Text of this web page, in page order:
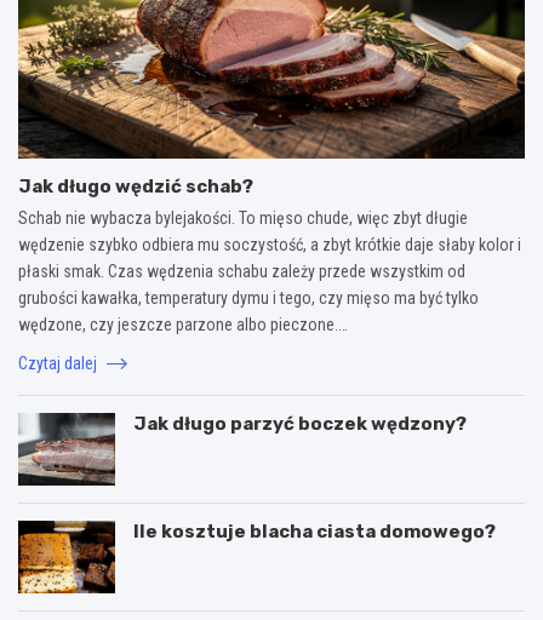
Jak długo wędzić schab?
Schab nie wybacza bylejakości. To mięso chude, więc zbyt długie
wędzenie szybko odbiera mu soczystość, a zbyt krótkie daje słaby kolor i
płaski smak. Czas wędzenia schabu zależy przede wszystkim od
grubości kawałka, temperatury dymu i tego, czy mięso ma być tylko
wędzone, czy jeszcze parzone albo pieczone.…
Czytaj dalej
Jak długo parzyć boczek wędzony?
Ile kosztuje blacha ciasta domowego?